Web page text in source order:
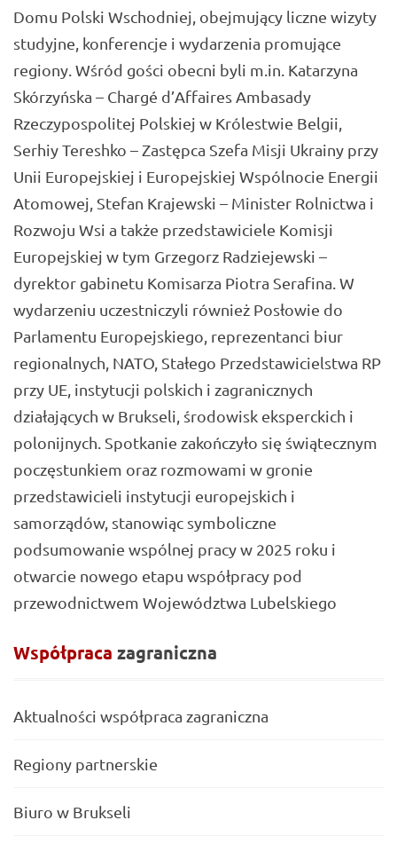
Domu Polski Wschodniej, obejmujący liczne wizyty
studyjne, konferencje i wydarzenia promujące
regiony. Wśród gości obecni byli m.in. Katarzyna
Skórzyńska – Chargé d’Affaires Ambasady
Rzeczypospolitej Polskiej w Królestwie Belgii,
Serhiy Tereshko – Zastępca Szefa Misji Ukrainy przy
Unii Europejskiej i Europejskiej Wspólnocie Energii
Atomowej, Stefan Krajewski – Minister Rolnictwa i
Rozwoju Wsi a także przedstawiciele Komisji
Europejskiej w tym Grzegorz Radziejewski –
dyrektor gabinetu Komisarza Piotra Serafina. W
wydarzeniu uczestniczyli również Posłowie do
Parlamentu Europejskiego, reprezentanci biur
regionalnych, NATO, Stałego Przedstawicielstwa RP
przy UE, instytucji polskich i zagranicznych
działających w Brukseli, środowisk eksperckich i
polonijnych. Spotkanie zakończyło się świątecznym
poczęstunkiem oraz rozmowami w gronie
przedstawicieli instytucji europejskich i
samorządów, stanowiąc symboliczne
podsumowanie wspólnej pracy w 2025 roku i
otwarcie nowego etapu współpracy pod
przewodnictwem Województwa Lubelskiego
Współpraca zagraniczna
Aktualności współpraca zagraniczna
Regiony partnerskie
Biuro w Brukseli